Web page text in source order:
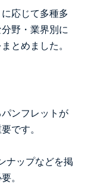
応じて多種多
野・業界別に
とめました。
ンフレットが
です。
ナップなどを掲
。